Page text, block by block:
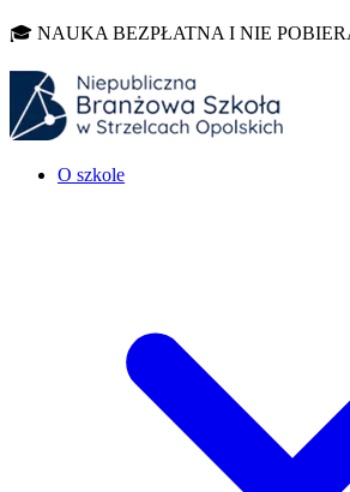
🎓 NAUKA BEZPŁATNA I NIE
O szkole